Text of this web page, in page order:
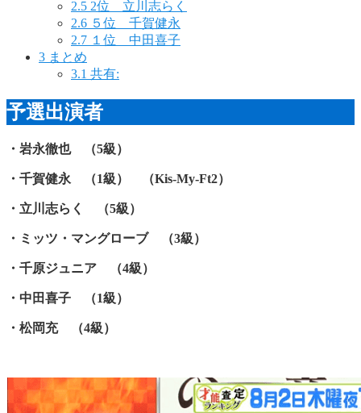
2.5 2位 立川志らく
2.6 ５位 千賀健永
2.7 １位 中田喜子
3 まとめ
3.1 共有:
予選出演者
・岩永徹也 （5級）
・千賀健永 （1級） （Kis-My-Ft2）
・立川志らく （5級）
・ミッツ・マングローブ （3級）
・千原ジュニア （4級）
・中田喜子 （1級）
・松岡充 （4級）